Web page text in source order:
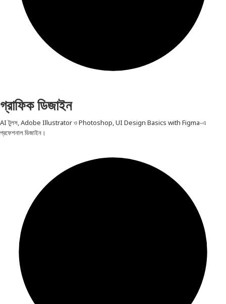
গ্রাফিক ডিজাইন
AI টুলস, Adobe Illustrator ও Photoshop, UI Design Basics with Figma-এ
প্রফেশনাল ডিজাইন।